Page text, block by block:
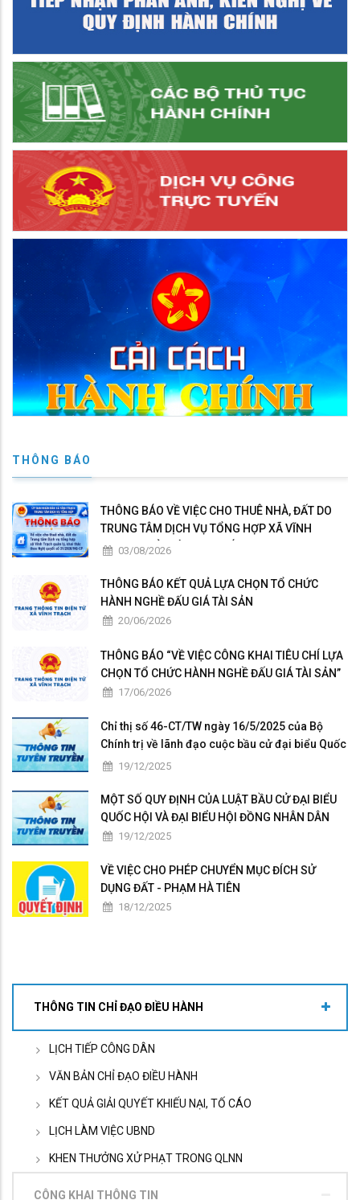
THÔNG BÁO
THÔNG BÁO VỀ VIỆC CHO THUÊ NHÀ, ĐẤT DO
TRUNG TÂM DỊCH VỤ TỔNG HỢP XÃ VĨNH
TRẠCH QUẢN LÝ, KHAI THÁC
03/08/2026
THÔNG BÁO KẾT QUẢ LỰA CHỌN TỔ CHỨC
HÀNH NGHỀ ĐẤU GIÁ TÀI SẢN
20/06/2026
THÔNG BÁO “VỀ VIỆC CÔNG KHAI TIÊU CHÍ LỰA
CHỌN TỔ CHỨC HÀNH NGHỀ ĐẤU GIÁ TÀI SẢN”
17/06/2026
Chỉ thị số 46-CT/TW ngày 16/5/2025 của Bộ
Chính trị về lãnh đạo cuộc bầu cử đại biểu Quốc
hội khóa XVI và bầu cử đại biểu HĐND các cấp
19/12/2025
MỘT SỐ QUY ĐỊNH CỦA LUẬT BẦU CỬ ĐẠI BIỂU
QUỐC HỘI VÀ ĐẠI BIỂU HỘI ĐỒNG NHÂN DÂN
19/12/2025
VỀ VIỆC CHO PHÉP CHUYỂN MỤC ĐÍCH SỬ
DỤNG ĐẤT - PHẠM HÀ TIÊN
18/12/2025
THÔNG TIN CHỈ ĐẠO ĐIỀU HÀNH
LỊCH TIẾP CÔNG DÂN
VĂN BẢN CHỈ ĐẠO ĐIỀU HÀNH
KẾT QUẢ GIẢI QUYẾT KHIẾU NẠI, TỐ CÁO
LỊCH LÀM VIỆC UBND
KHEN THƯỞNG XỬ PHẠT TRONG QLNN
CÔNG KHAI THÔNG TIN